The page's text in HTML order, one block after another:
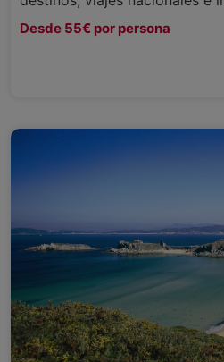
Desde 55€ por persona